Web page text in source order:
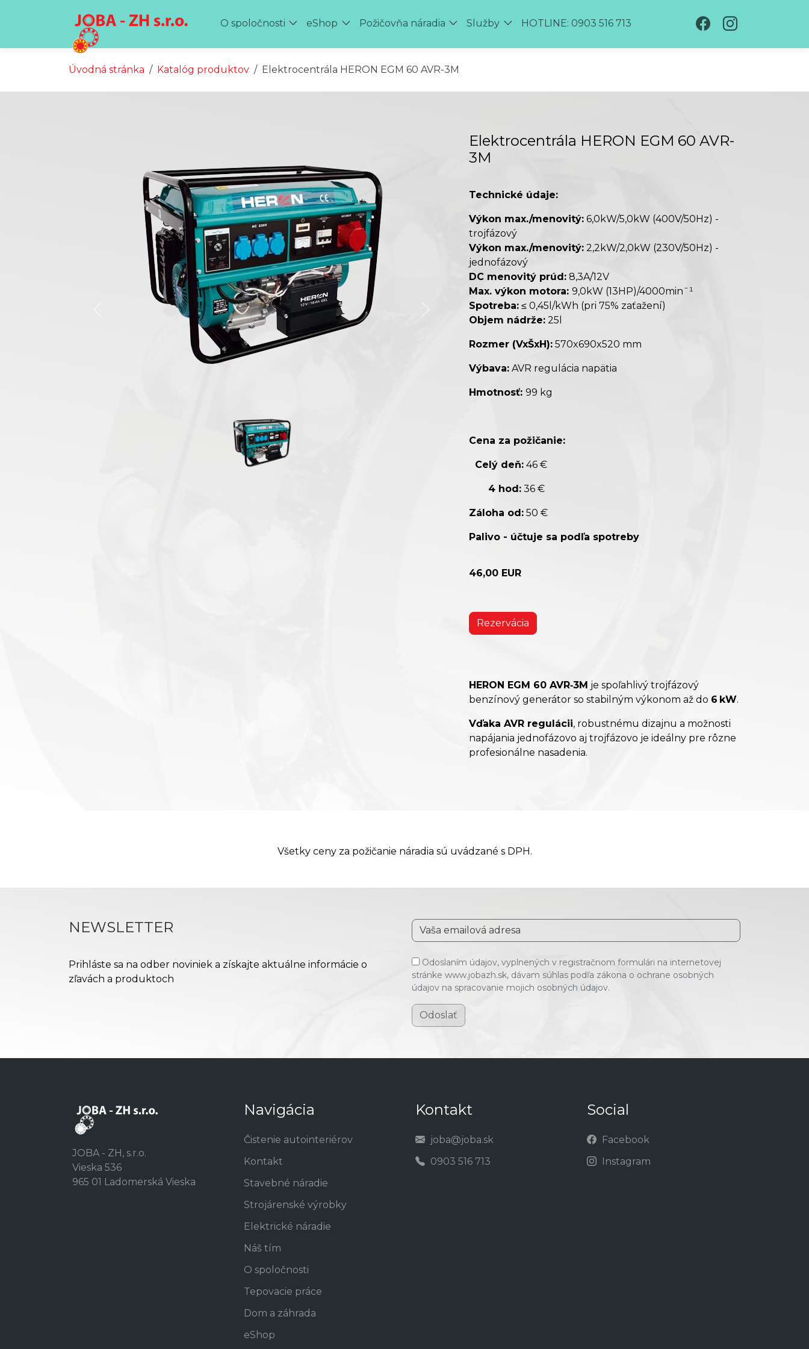
O spoločnosti
eShop Požičovňa náradia Služby HOTLINE: 0903 516 713
Úvodná stránka Katalóg produktov Elektrocentrála HERON EGM 60 AVR-3M
Elektrocentrála HERON EGM 60 AVR-
3M
Technické údaje:
Výkon max./menovitý: 6,0kW/5,0kW (400V/50Hz) -
trojfázový
Výkon max./menovitý: 2,2kW/2,0kW (230V/50Hz) -
jednofázový
DC menovitý prúd: 8,3A/12V
Max. výkon motora: 9,0kW (13HP)/4000minˉ¹
Spotreba: ≤ 0,45l/kWh (pri 75% zaťažení)
Objem nádrže: 25l
Rozmer (VxŠxH): 570x690x520 mm
Výbava: AVR regulácia napätia
Hmotnosť: 99 kg
Cena za požičanie:
Celý deň: 46 €
4 hod: 36 €
Záloha od: 50 €
Palivo - účtuje sa podľa spotreby
46,00 EUR
Rezervácia
HERON EGM 60 AVR‑3M je spoľahlivý trojfázový
benzínový generátor so stabilným výkonom až do 6 kW.
Vďaka AVR regulácii, robustnému dizajnu a možnosti
napájania jednofázovo aj trojfázovo je ideálny pre rôzne
profesionálne nasadenia.
Všetky ceny za požičanie náradia sú uvádzané s DPH.
NEWSLETTER
Prihláste sa na odber noviniek a získajte aktuálne informácie o
zľavách a produktoch
Odoslaním údajov, vyplnených v registračnom formulári na internetovej
stránke www.jobazh.sk, dávam súhlas podľa zákona o ochrane osobných
údajov na spracovanie mojich osobných údajov.
Odoslať
JOBA - ZH, s.r.o.
Vieska 536
965 01 Ladomerská Vieska
Navigácia
Čistenie autointeriérov
Kontakt
Stavebné náradie
Strojárenské výrobky
Elektrické náradie
Náš tím
O spoločnosti
Tepovacie práce
Dom a záhrada
eShop
Kontakt
joba@joba.sk
0903 516 713
Social
Facebook
Instagram